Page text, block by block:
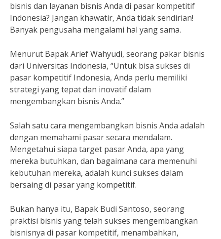
bisnis dan layanan bisnis Anda di pasar kompetitif
Indonesia? Jangan khawatir, Anda tidak sendirian!
Banyak pengusaha mengalami hal yang sama.
Menurut Bapak Arief Wahyudi, seorang pakar bisnis
dari Universitas Indonesia, “Untuk bisa sukses di
pasar kompetitif Indonesia, Anda perlu memiliki
strategi yang tepat dan inovatif dalam
mengembangkan bisnis Anda.”
Salah satu cara mengembangkan bisnis Anda adalah
dengan memahami pasar secara mendalam.
Mengetahui siapa target pasar Anda, apa yang
mereka butuhkan, dan bagaimana cara memenuhi
kebutuhan mereka, adalah kunci sukses dalam
bersaing di pasar yang kompetitif.
Bukan hanya itu, Bapak Budi Santoso, seorang
praktisi bisnis yang telah sukses mengembangkan
bisnisnya di pasar kompetitif, menambahkan,